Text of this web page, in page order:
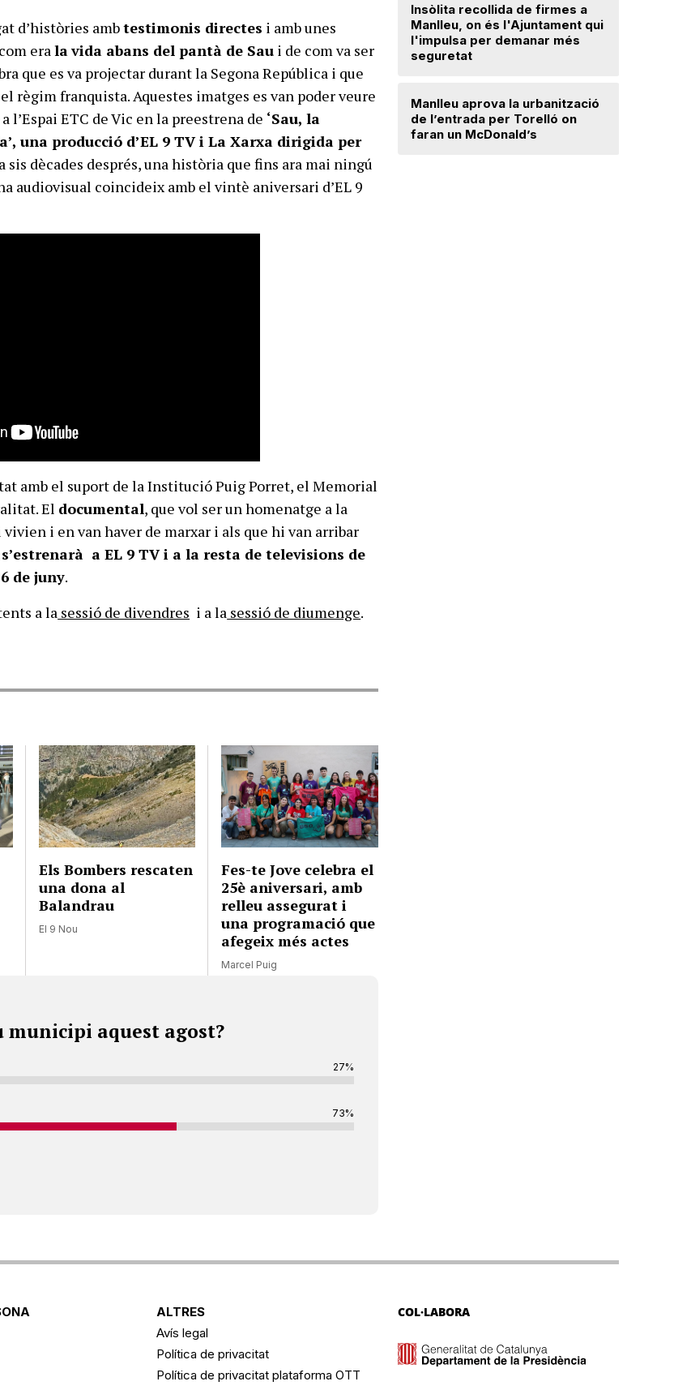
d’històries ambtestimonis directes i amb unes
eralavida abans del pantà de Sau i de com va ser
que es va projectar durant la Segona República i que
règim franquista. Aquestes imatges es van poder veure
l’Espai ETC de Vic en la preestrena de ‘Sau, la
una producció d’EL 9 TV i La Xarxa dirigida per
sis dècades després, una història que fins ara mai ningú
audiovisual coincideix amb el vintè aniversari d’EL 9
amb el suport de la Institució Puig Porret, el Memorial
El documental, que vol ser un homenatge a la
vivien i en van haver de marxar i als que hi van arribar
s’estrenarà a EL 9 TV i a la resta de televisions de
de juny.
a la sessió de divendres i a la sessió de diumenge.
Els Bombers rescaten
una dona al
Balandrau
El 9 Nou
Fes-te Jove celebra el
25è aniversari, amb
relleu assegurat i
una programació que
afegeix més actes
Marcel Puig
municipi aquest agost?
27%
73%
Insòlita recollida de firmes a
Manlleu, on és l'Ajuntament qui
l'impulsa per demanar més
seguretat
Manlleu aprova la urbanització
de l’entrada per Torelló on
faran un McDonald’s
ALTRES
Avís legal
Política de privacitat
Política de privacitat plataforma OTT
COL·LABORA